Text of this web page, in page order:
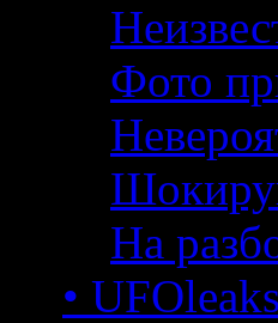
Фото
На
•